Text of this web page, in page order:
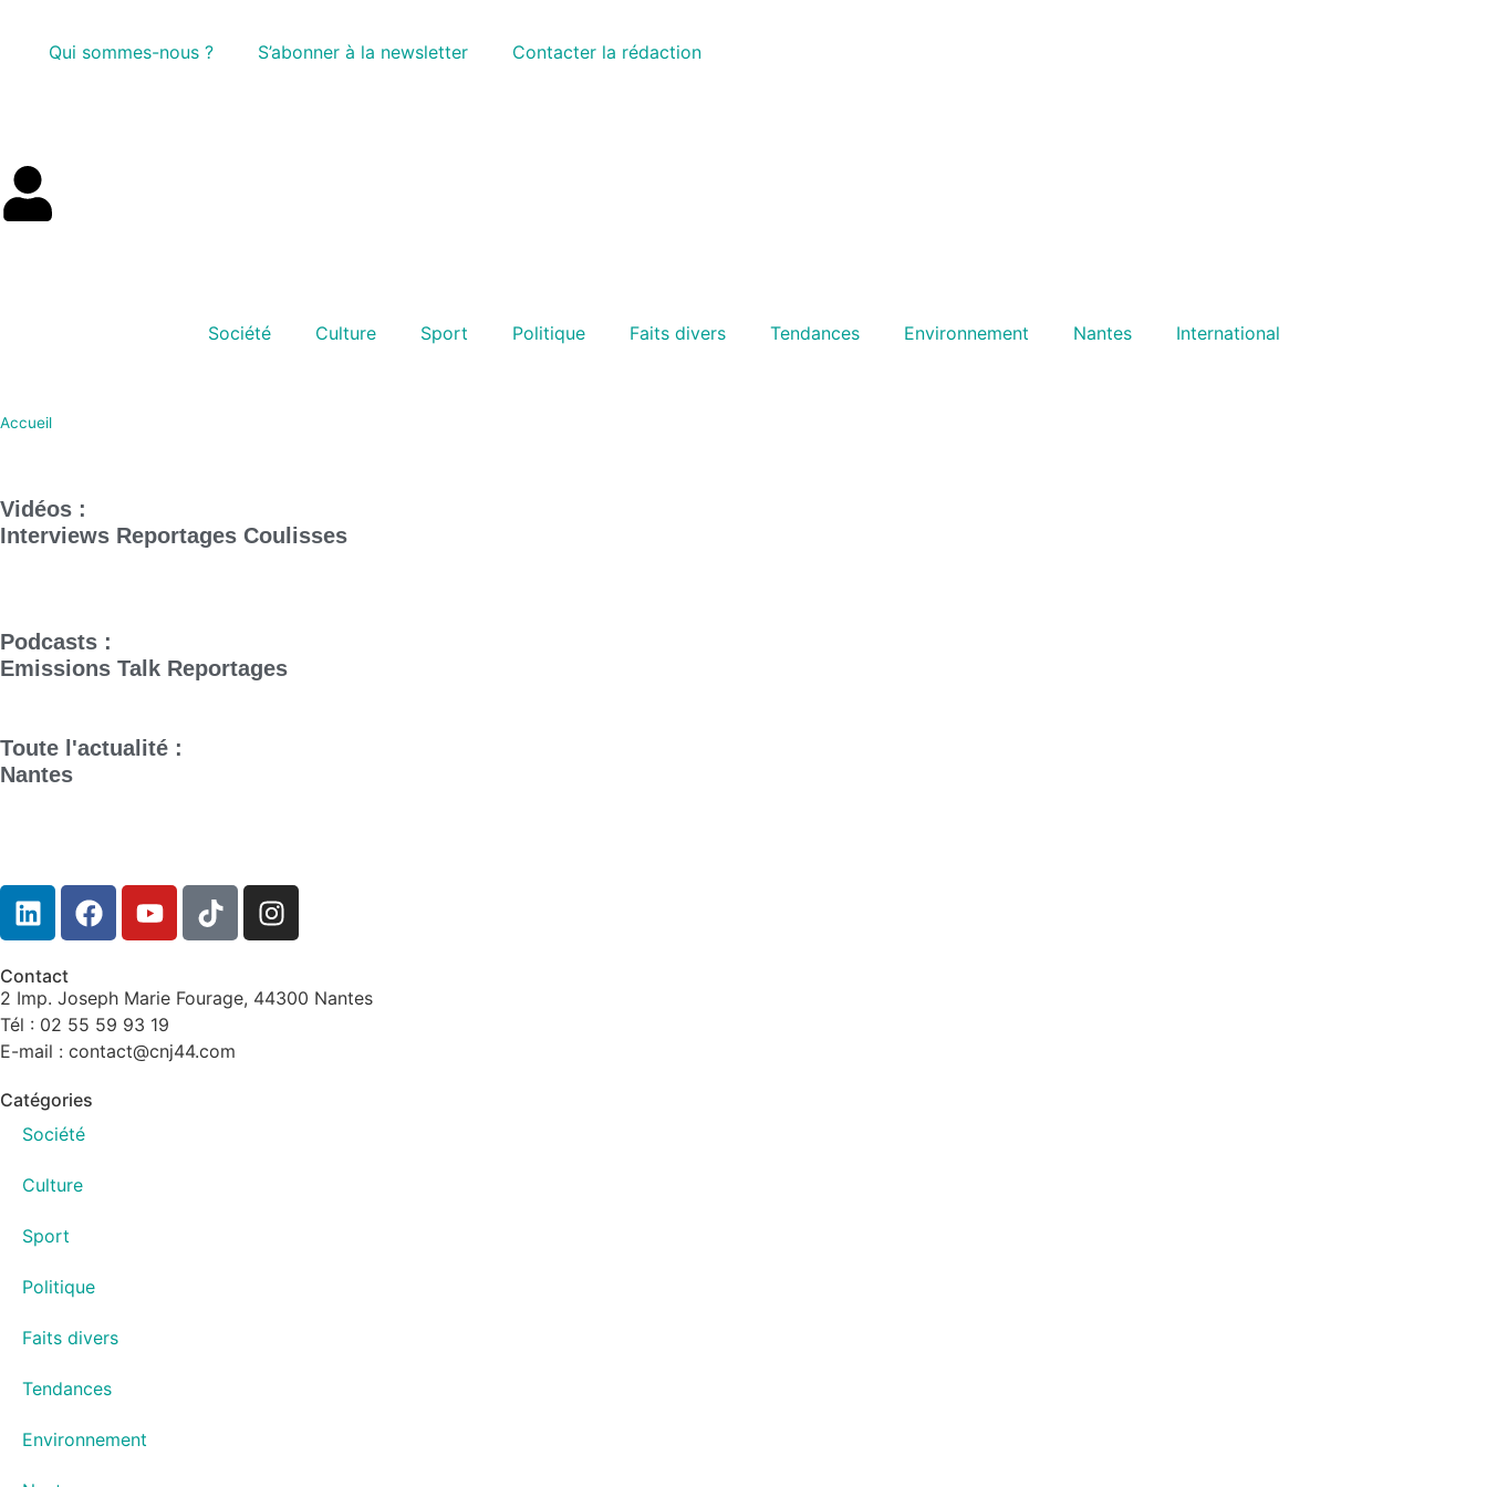
Qui sommes-nous ? S’abonner à la newsletter Contacter la rédaction
Société Culture Sport Politique Faits divers Tendances Environnement Nantes International
Accueil
Vidéos :
Interviews Reportages Coulisses
Podcasts :
Emissions Talk Reportages
Toute l'actualité :
Nantes
Contact
2 Imp. Joseph Marie Fourage, 44300 Nantes
Tél : 02 55 59 93 19
E-mail : contact@cnj44.com
Catégories
Société
Culture
Sport
Politique
Faits divers
Tendances
Environnement